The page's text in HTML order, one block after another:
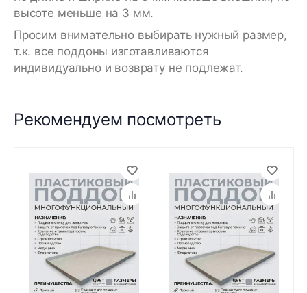
высоте меньше на 3 мм.
Просим внимательно выбирать нужный размер,
т.к. все поддоны изготавливаются
индивидуально и возврату не подлежат.
Рекомендуем посмотреть